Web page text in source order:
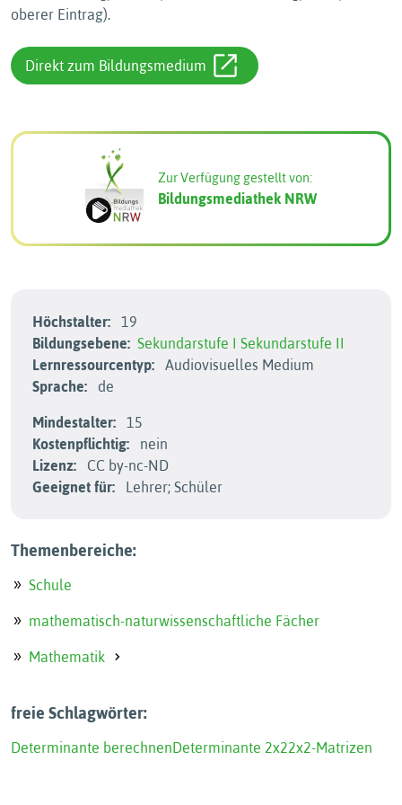
oberer Eintrag).
Direkt zum Bildungsmedium
Zur Verfügung gestellt von:
Bildungsmediathek NRW
Höchstalter:
19
Bildungsebene: Sekundarstufe I Sekundarstufe II
Lernressourcentyp:
Audiovisuelles Medium
Sprache:
de
Mindestalter:
15
Kostenpflichtig:
nein
Lizenz:
CC by-nc-ND
Geeignet für:
Lehrer; Schüler
Themenbereiche:
Schule
mathematisch-naturwissenschaftliche Fächer
Mathematik
freie Schlagwörter:
Determinante berechnenDeterminante 2x22x2-Matrizen